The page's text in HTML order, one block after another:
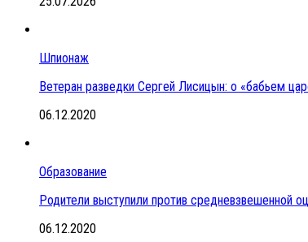
Шпионаж
Ветеран разведки Сергей Лисицын: о «бабьем
06.12.2020
Образование
Родители выступили против средневзвешенной
06.12.2020